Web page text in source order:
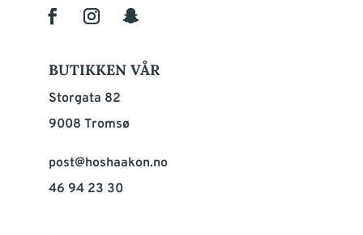
BUTIKKEN VÅR
Storgata 82
9008 Tromsø
post@hoshaakon.no
46 94 23 30